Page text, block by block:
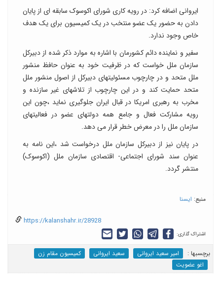
ایروانی اضافه کرد: در رویه کاری شورای اکوسوک سابقه ای از پایان
دادن به حضور یک عضو منتخب در یک کمیسیون برای یک هدف
خاص وجود ندارد.
سفیر و نماینده دائم کشورمان با اشاره به موارد ذکر شده از دبیرکل
سازمان ملل خواست که در ظرفیت خود به عنوان حافظ منشور
ملل متحد و در چارچوب مسئولیتهای دبیرکل از اصول منشور ملل
متحد حمایت کند و در این چارچوب از تلاشهای غیر سازنده و
مخرب به رهبری امریکا در قبال ایران جلوگیری نماید ،چون این
رویه مشارکت فعال و جامع همه دولتهای عضو در فعالیتهای
سازمان ملل را در معرض خطر قرار می دهد.
در پایان نیز از دبیرکل سازمان ملل درخواست شد ،این نامه به
عنوان سند شورای اجتماعی- اقتصادی سازمان ملل (اکوسوک)
منتشر گردد.
منبع: ایسنا
https://kalanshahr.ir/28928
اشتراک گذاری:
برچسب‎ها : امیر سعید ایروانی سعید ایروانی
کمیسیون مقام زن
اغو عضویت